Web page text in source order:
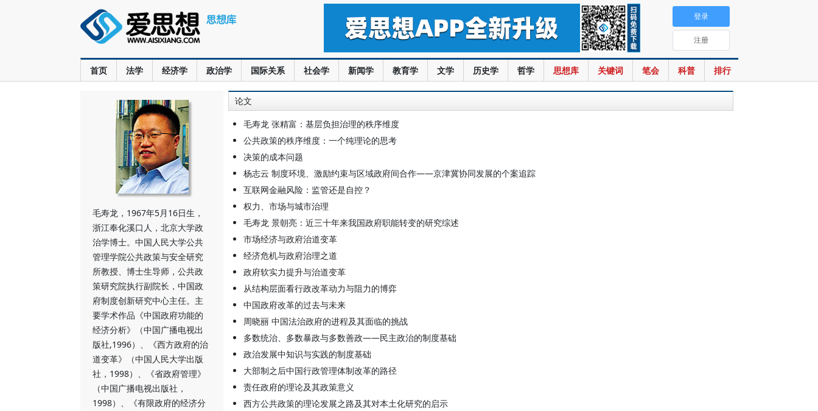
首页 法学 经济学 政治学 国际关系 社会学 新闻学 教育学 文学 历史学 哲学 思想库 关键词 笔会 科普 排行
登录
注册
毛寿龙，1967年5月16日生，
浙江奉化溪口人，北京大学政
治学博士。中国人民大学公共
管理学院公共政策与安全研究
所教授、博士生导师，公共政
策研究院执行副院长，中国政
府制度创新研究中心主任。主
要学术作品《中国政府功能的
经济分析》（中国广播电视出
版社,1996）、《西方政府的治
道变革》（中国人民大学出版
社，1998）、《省政府管理》
（中国广播电视出版社，
1998）、《有限政府的经济分
论文
毛寿龙 张精富：基层负担治理的秩序维度
公共政策的秩序维度：一个纯理论的思考
决策的成本问题
杨志云 制度环境、激励约束与区域政府间合作——京津冀协同发展的个案追踪
互联网金融风险：监管还是自控？
权力、市场与城市治理
毛寿龙 景朝亮：近三十年来我国政府职能转变的研究综述
市场经济与政府治道变革
经济危机与政府治理之道
政府软实力提升与治道变革
从结构层面看行政改革动力与阻力的博弈
中国政府改革的过去与未来
周晓丽 中国法治政府的进程及其面临的挑战
多数统治、多数暴政与多数善政——民主政治的制度基础
政治发展中知识与实践的制度基础
大部制之后中国行政管理体制改革的路径
责任政府的理论及其政策意义
西方公共政策的理论发展之路及其对本土化研究的启示